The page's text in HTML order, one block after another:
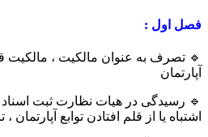
فصل اول :
🔹 تصرف به عنوان مالکیت ،
آپارتمان
🔹 رسیدگی در هیات نظارت ثبت
اشتباه یا از قلم افتادن توابع